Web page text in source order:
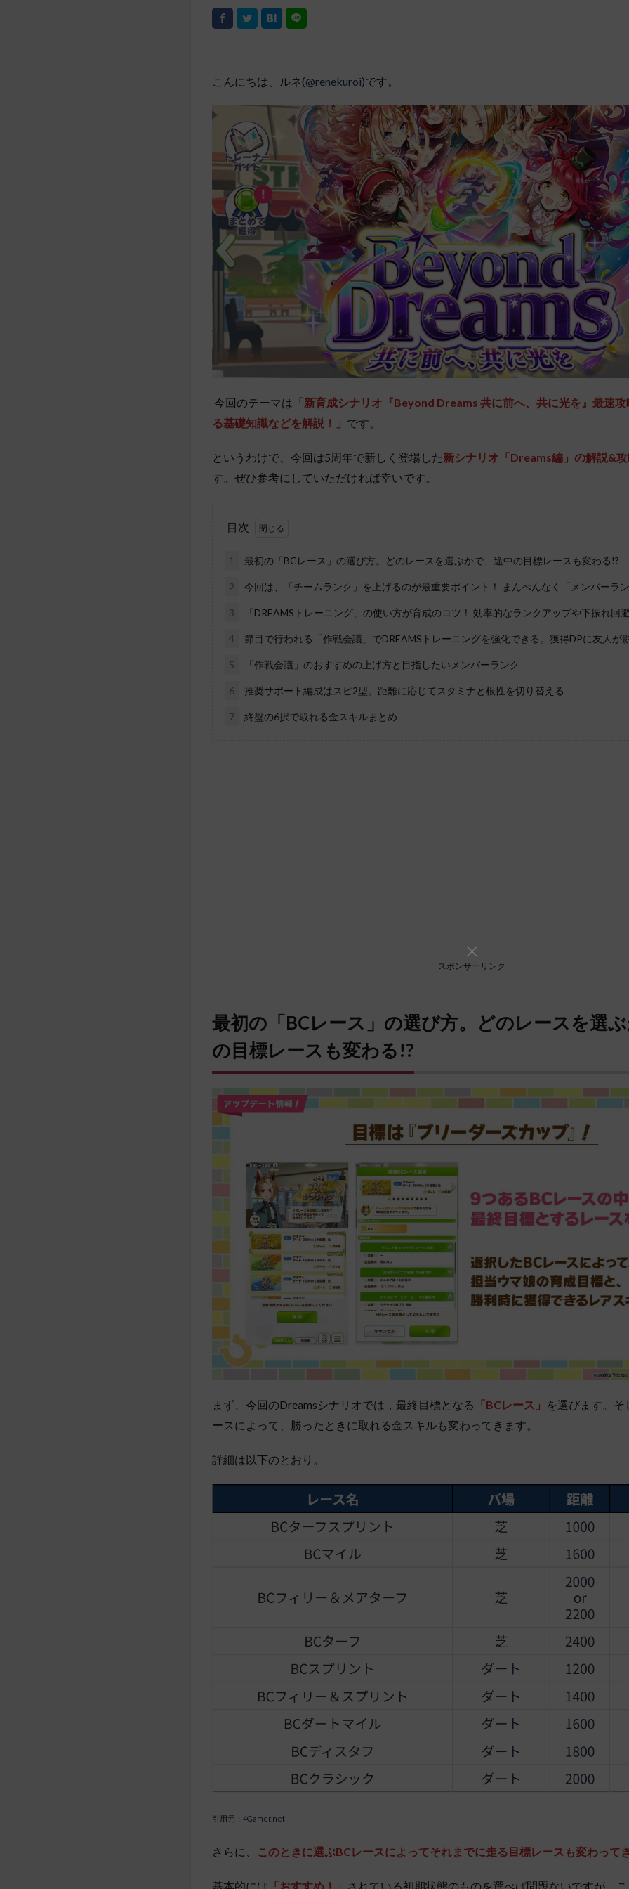
こんにちは、ルネ(@renekuroi)です。
今回のテーマは 「新育成シナリオ『Beyond Dreams 共に前へ、共に光を』最速
る基礎知識などを解説！」 です。
というわけで、今回は5周年で新しく登場した新シナリオ「Dreams編」の解説&
す。ぜひ参考にしていただければ幸いです。
目次
1 最初の「BCレース」の選び方。どのレースを選ぶかで、途中の目標レースも変わる!?
2 今回は、「チームランク」を上げるのが最重要ポイント！ まんべんなく「メンバーラ
3 「DREAMSトレーニング」の使い方が育成のコツ！ 効率的なランクアップや下振れ回
4 節目で行われる「作戦会議」でDREAMSトレーニングを強化できる。獲得DPに友人が
5 「作戦会議」のおすすめの上げ方と目指したいメンバーランク
6 推奨サポート編成はスピ2型。距離に応じてスタミナと根性を切り替える
7 終盤の6択で取れる金スキルまとめ
スポンサーリンク
最初の「BCレース」の選び方。どのレースを選
の目標レースも変わる!?
まず、今回のDreamsシナリオでは，最終目標となる 「BCレース」 を選びます。
ースによって、勝ったときに取れる金スキルも変わってきます。
詳細は以下のとおり。
引用元： 4Gamer.net
さらに、 このときに選ぶBCレースによってそれまでに走る目標レースも変わって
基本的には 「おすすめ！」 されている初期状態のものを選べば問題ないですが、